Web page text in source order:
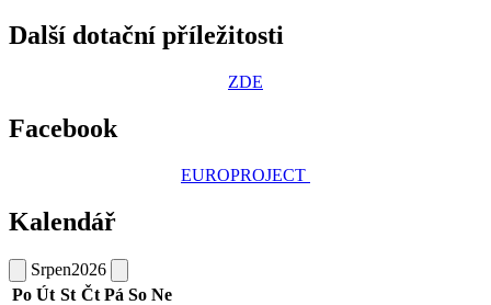
Další dotační příležitosti
ZDE
Facebook
EUROPROJECT
Kalendář
Srpen2026
Po Út St Čt Pá So Ne